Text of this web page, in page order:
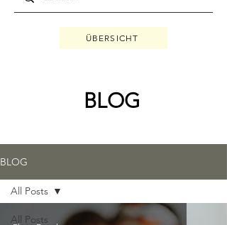
ÜBERSICHT
BLOG
BLOG
All Posts
All Posts